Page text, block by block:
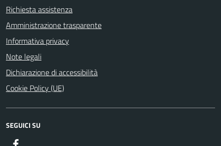
Richiesta assistenza
Amministrazione trasparente
Informativa privacy
Note legali
Dichiarazione di accessibilità
Cookie Policy (UE)
SEGUICI SU